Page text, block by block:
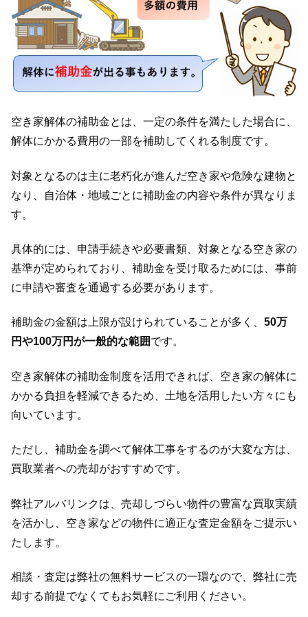
空き家解体の補助金とは、一定の条件を満たした場合に、
解体にかかる費用の一部を補助してくれる制度です。
対象となるのは主に老朽化が進んだ空き家や危険な建物と
なり、自治体・地域ごとに補助金の内容や条件が異なりま
す。
具体的には、申請手続きや必要書類、対象となる空き家の
基準が定められており、補助金を受け取るためには、事前
に申請や審査を通過する必要があります。
補助金の金額は上限が設けられていることが多く、 50万
円や100万円が一般的な範囲です。
空き家解体の補助金制度を活用できれば、空き家の解体に
かかる負担を軽減できるため、土地を活用したい方々にも
向いています。
ただし、補助金を調べて解体工事をするのが大変な方は、
買取業者への売却がおすすめです。
弊社アルバリンクは、売却しづらい物件の豊富な買取実績
を活かし、空き家などの物件に適正な査定金額をご提示い
たします。
相談・査定は弊社の無料サービスの一環なので、弊社に売
却する前提でなくてもお気軽にご利用ください。